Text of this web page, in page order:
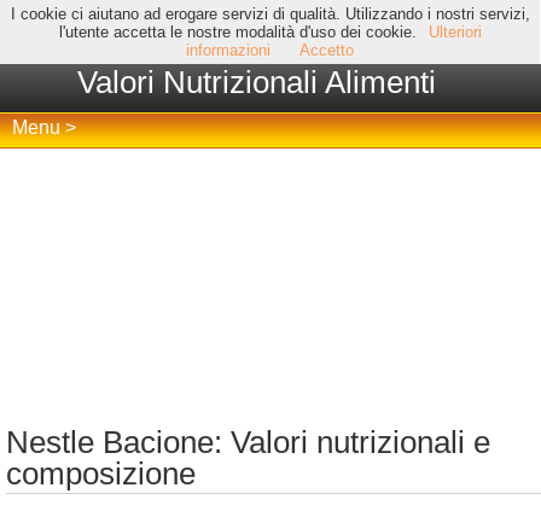
I cookie ci aiutano ad erogare servizi di qualità. Utilizzando i nostri servizi,
l'utente accetta le nostre modalità d'uso dei cookie.
Ulteriori
informazioni
Accetto
Valori Nutrizionali Alimenti
Menu >
Nestle Bacione: Valori nutrizionali e
composizione